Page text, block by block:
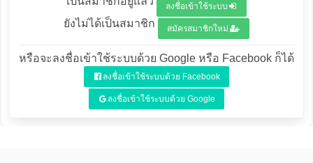
ลงชื่อเข้าใช้ระบบ
ยังไม่ได้เป็นสมาชิก สมัครสมาชิกใหม่
หรือจะลงชื่อเข้าใช้ระบบด้วย Google หรือ Facebook ก็ได้
ลงชื่อเข้าใช้ระบบด้วย Facebook
ลงชื่อเข้าใช้ระบบด้วย Google